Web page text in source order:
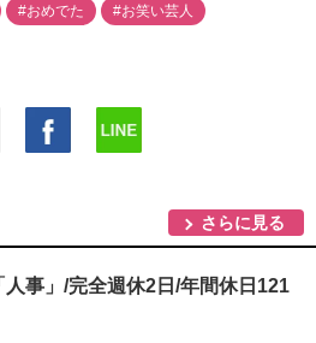
#おめでた #お笑い芸人
さらに見る
事」/完全週休2日/年間休日121